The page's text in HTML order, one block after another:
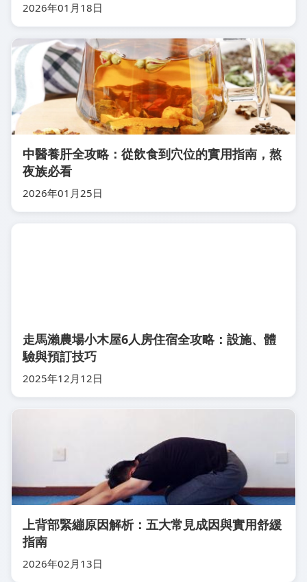
2026年01月18日
中醫養肝全攻略：從飲食到穴位的實用指南，熬
夜族必看
2026年01月25日
走馬瀨農場小木屋6人房住宿全攻略：設施、體
驗與預訂技巧
2025年12月12日
上背部緊繃原因解析：五大常見成因與實用舒緩
指南
2026年02月13日